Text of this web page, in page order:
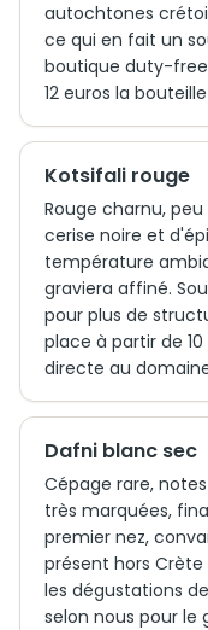
autochtones
ce qui en fait un
boutique duty-
12 euros la
Kotsifali rouge
Rouge charnu,
cerise noire et
température
graviera affiné.
pour plus de
place à partir de
directe au
Dafni blanc sec
Cépage rare,
très marquées,
premier nez,
présent hors
les dégustations
selon nous pour le